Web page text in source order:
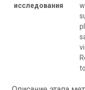
исследования